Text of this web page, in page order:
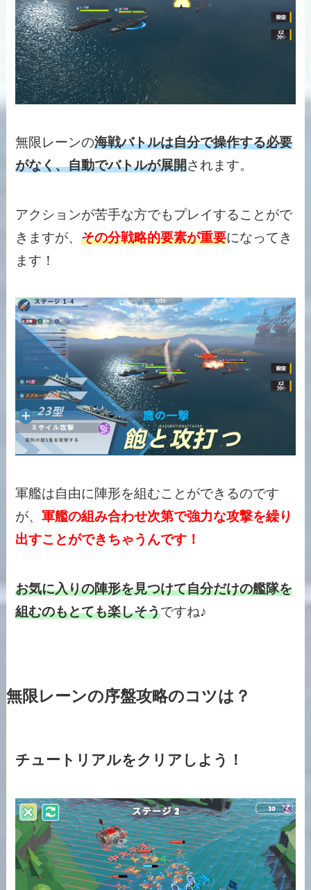
無限レーンの海戦バトルは自分で操作する必要
がなく、自動でバトルが展開されます。
アクションが苦手な方でもプレイすることがで
きますが、その分戦略的要素が重要になってき
ます！
軍艦は自由に陣形を組むことができるのです
が、軍艦の組み合わせ次第で強力な攻撃を繰り
出すことができちゃうんです！
お気に入りの陣形を見つけて自分だけの艦隊を
組むのもとても楽しそうですね♪
無限レーンの序盤攻略のコツは？
チュートリアルをクリアしよう！